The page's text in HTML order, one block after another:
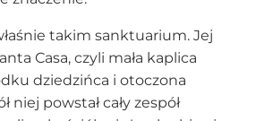
takim sanktuarium. Jej
Casa, czyli mała kaplica
dziedzińca i otoczona
niej powstał cały zespół